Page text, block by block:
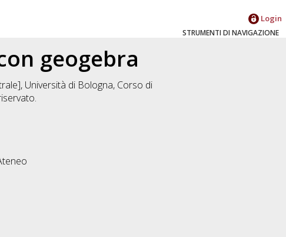
Login
STRUMENTI DI NAVIGAZIONE
geogebra
Università di Bologna, Corso di